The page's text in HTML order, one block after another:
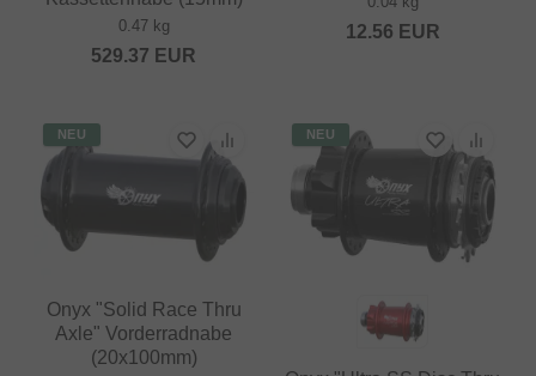
0.47 kg
529.37 EUR
12.56 EUR
NEU
Onyx "Solid Race Thru
Axle" Vorderradnabe
(20x100mm)
NEU